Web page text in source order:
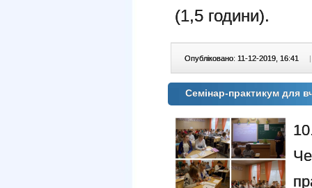
(1,5 години).
Опубліковано: 11-12-2019, 16:41 |
Семінар-практикум для